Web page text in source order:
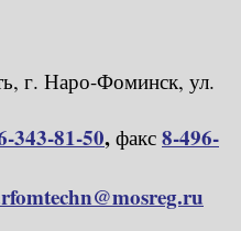
г. Наро-Фоминск, ул.
343-81-50, факс 8-496-